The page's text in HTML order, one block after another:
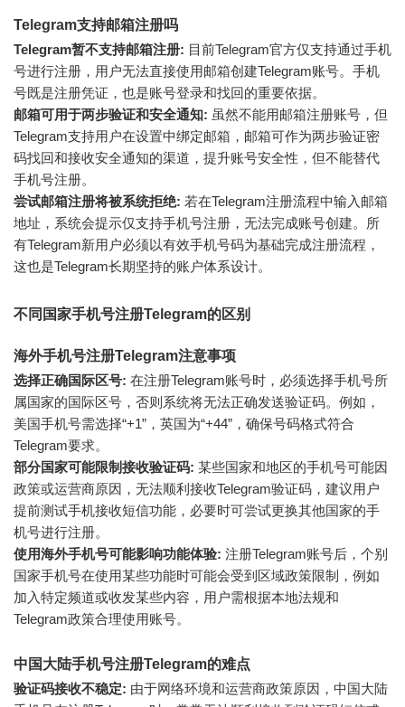
Telegram支持邮箱注册吗
Telegram暂不支持邮箱注册: 目前Telegram官方仅支持通过手机
号进行注册，用户无法直接使用邮箱创建Telegram账号。手机
号既是注册凭证，也是账号登录和找回的重要依据。
邮箱可用于两步验证和安全通知: 虽然不能用邮箱注册账号，但
Telegram支持用户在设置中绑定邮箱，邮箱可作为两步验证密
码找回和接收安全通知的渠道，提升账号安全性，但不能替代
手机号注册。
尝试邮箱注册将被系统拒绝: 若在Telegram注册流程中输入邮箱
地址，系统会提示仅支持手机号注册，无法完成账号创建。所
有Telegram新用户必须以有效手机号码为基础完成注册流程，
这也是Telegram长期坚持的账户体系设计。
不同国家手机号注册Telegram的区别
海外手机号注册Telegram注意事项
选择正确国际区号: 在注册Telegram账号时，必须选择手机号所
属国家的国际区号，否则系统将无法正确发送验证码。例如，
美国手机号需选择“+1”，英国为“+44”，确保号码格式符合
Telegram要求。
部分国家可能限制接收验证码: 某些国家和地区的手机号可能因
政策或运营商原因，无法顺利接收Telegram验证码，建议用户
提前测试手机接收短信功能，必要时可尝试更换其他国家的手
机号进行注册。
使用海外手机号可能影响功能体验: 注册Telegram账号后，个别
国家手机号在使用某些功能时可能会受到区域政策限制，例如
加入特定频道或收发某些内容，用户需根据本地法规和
Telegram政策合理使用账号。
中国大陆手机号注册Telegram的难点
验证码接收不稳定: 由于网络环境和运营商政策原因，中国大陆